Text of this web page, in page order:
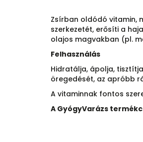
Zsírban oldódó vitamin,
szerkezetét, erősíti a
olajos magvakban (pl.
Felhasználás
Hidratálja, ápolja,
öregedését, az apróbb
A vitaminnak fontos
A GyógyVarázs